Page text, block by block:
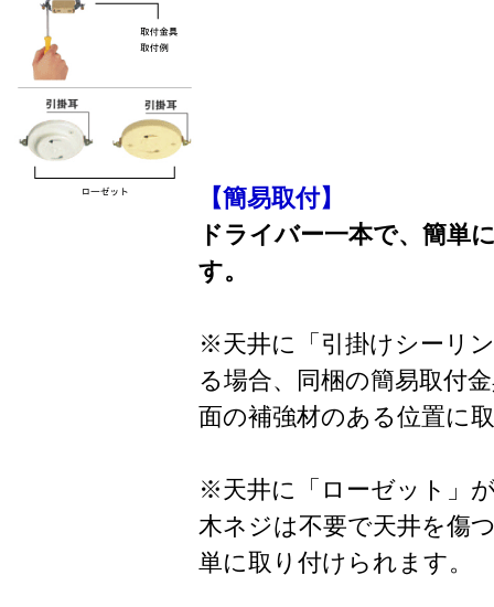
【簡易取付】
ドライバー一本で、簡単
す。
※天井に「引掛けシーリ
る場合、同梱の簡易取付
面の補強材のある位置に
※天井に「ローゼット」
木ネジは不要で天井を傷
単に取り付けられます。